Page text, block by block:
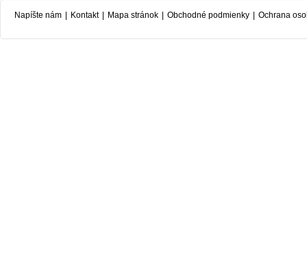
Napíšte nám Kontakt Mapa stránok Obchodné podmienky Ochrana